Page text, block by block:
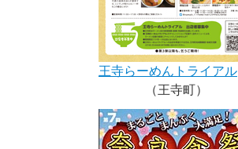
王寺らーめんトライアル
（王寺町）